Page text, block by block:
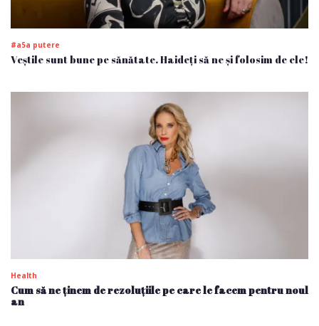
#a5a putere
Veștile sunt bune pe sănătate. Haideți să ne și folosim de ele!
Health
Cum să ne ținem de rezoluțiile pe care le facem pentru noul
an